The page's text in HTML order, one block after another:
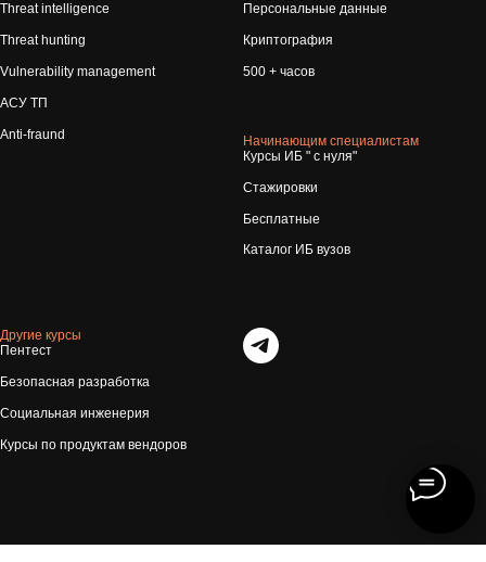
Threat intelligence
Threat hunting
Vulnerability management
АСУ ТП
Anti-fraund
Персональные данные
Криптография
500 + часов
Начинающим специалистам
Курсы ИБ " с нуля"
Стажировки
Бесплатные
Каталог ИБ вузов
Другие курсы
Пентест
Безопасная разработка
Социальная инженерия
Курсы по продуктам вендоров